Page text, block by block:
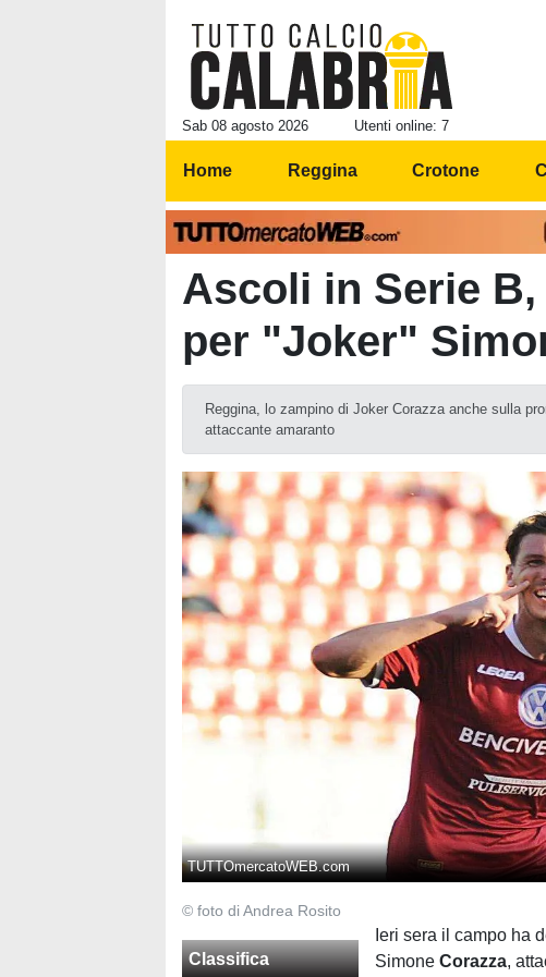
Sab 08 agosto 2026 Utenti online: 7
Home Reggina Crotone
Ascoli in Serie
per "Joker"
Reggina, lo zampino di Joker Corazza anche sulla
attaccante amaranto
TUTTOmercatoWEB.com
© foto di Andrea Rosito
Classifica
Ieri sera il campo ha
SimoneCorazza,